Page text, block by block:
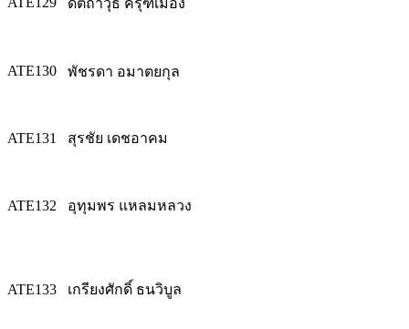
ดิตถาวุธ ครุฑเมือง
ATE130 พัชรดา อมาตยกุล
ATE131 สุรชัย เดชอาคม
ATE132 อุทุมพร แหลมหลวง
ATE133 เกรียงศักดิ์ ธนวิบูล